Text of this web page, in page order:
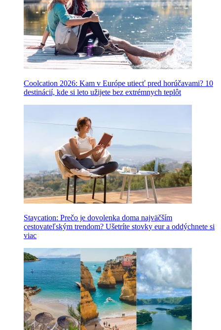
Coolcation 2026: Kam v Európe utiecť pred horúčavami? 10
destinácií, kde si leto užijete bez extrémnych teplôt
Staycation: Prečo je dovolenka doma najväčším
cestovateľským trendom? Ušetríte stovky eur a oddýchnete si
viac